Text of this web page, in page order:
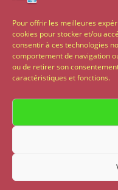
Pour offrir les meilleures
cookies pour stocker et/ou
consentir à ces technologies
comportement de navigation
ou de retirer son
caractéristiques et fonctions.